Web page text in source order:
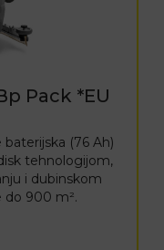
Pack *EU
baterijska (76 Ah)
tehnologijom,
i dubinskom
do 900 m².